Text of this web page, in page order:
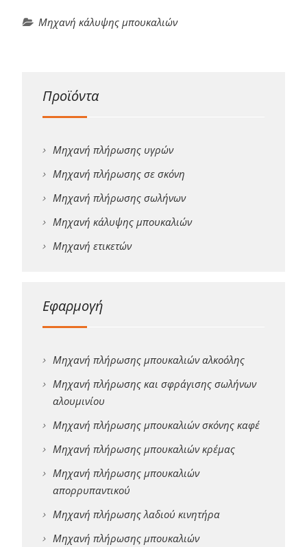
Μηχανή κάλυψης μπουκαλιών
Προϊόντα
Μηχανή πλήρωσης υγρών
Μηχανή πλήρωσης σε σκόνη
Μηχανή πλήρωσης σωλήνων
Μηχανή κάλυψης μπουκαλιών
Μηχανή ετικετών
Εφαρμογή
Μηχανή πλήρωσης μπουκαλιών αλκοόλης
Μηχανή πλήρωσης και σφράγισης σωλήνων
αλουμινίου
Μηχανή πλήρωσης μπουκαλιών σκόνης καφέ
Μηχανή πλήρωσης μπουκαλιών κρέμας
Μηχανή πλήρωσης μπουκαλιών
απορρυπαντικού
Μηχανή πλήρωσης λαδιού κινητήρα
Μηχανή πλήρωσης μπουκαλιών